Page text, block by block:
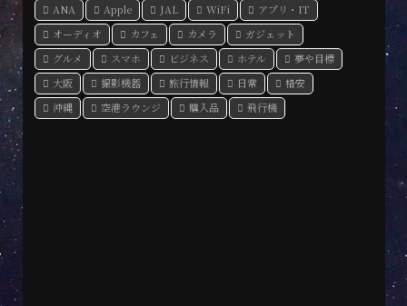
ANA Apple JAL WiFi
アプリ・IT
オーディオ
カフェ カメラ
ガジェット
グルメ
スマホ ビジネス ホテル
夢や目標
大阪
撮影機器 旅行情報 日常
格安
沖縄
空港ラウンジ 購入品 飛行機